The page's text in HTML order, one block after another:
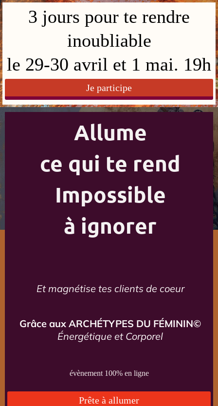
3 jours pour te rendre
inoubliable
le 29-30 avril et 1 mai. 19h
Je participe
Allume
ce qui te rend
Impossible
à ignorer
Et magnétise tes clients de coeur
Grâce aux ARCHÉTYPES DU FÉMININ©
Énergétique et Corporel
évènement 100% en ligne
Prête à allumer